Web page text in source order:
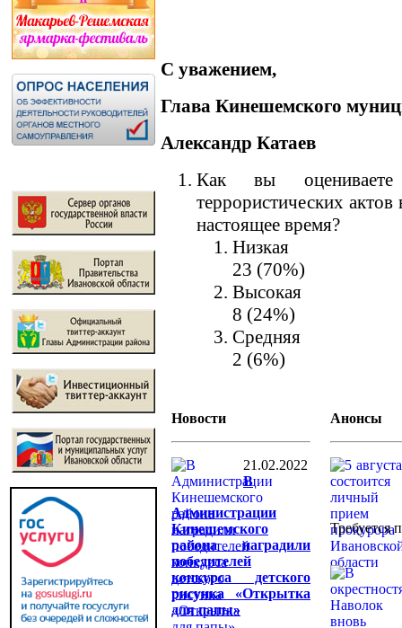
С уважением,
Глава Кинешемского
Александр Катаев
Как вы оцениваете
террористических
настоящее время?
Низкая
23 (70%)
Высокая
8 (24%)
Средняя
2 (6%)
Новости
21.02.2022
В
Администрации
Кинешемского
района наградили
победителей
конкурса детского
рисунка «Открытка
для папы»
Анонсы
Требуется